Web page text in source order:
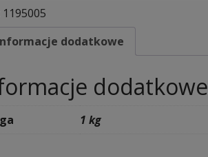
1195005
dodatkowe
dodatkowe
1 kg